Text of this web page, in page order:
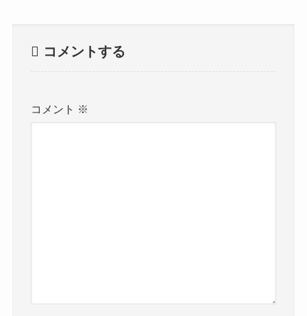
コメントする
コメント ※